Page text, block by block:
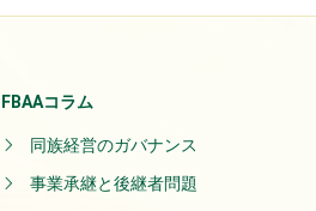
FBAAコラム
同族経営のガバナンス
事業承継と後継者問題